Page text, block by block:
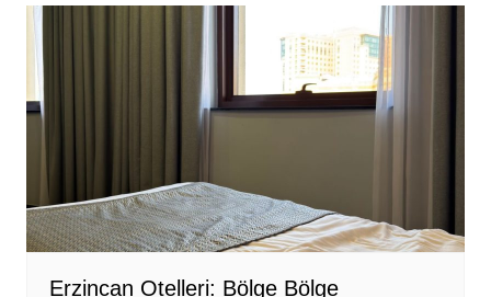
Erzincan Otelleri: Bölge Bölge